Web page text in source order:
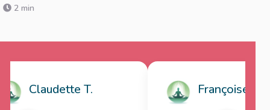
2 min
Claudette T. Françoise B.